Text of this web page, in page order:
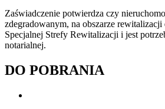
Zaświadczenie potwierdza czy
zdegradowanym, na obszarze rewitalizacji
Specjalnej Strefy Rewitalizacji i jest
notarialnej.
DO POBRANIA